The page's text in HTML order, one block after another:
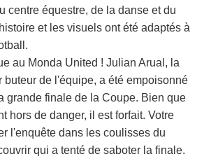
centre équestre, de la danse et du
et les visuels ont été adaptés à
au Monda United ! Julian Arual, la
buteur de l'équipe, a été empoisonné
grande finale de la Coupe. Bien que
hors de danger, il est forfait. Votre
l'enquête dans les coulisses du
qui a tenté de saboter la finale.